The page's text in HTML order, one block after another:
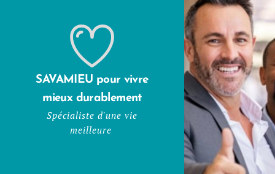
SAVAMIEU pour vivre
mieux durablement
Spécialiste d'une vie
meilleure